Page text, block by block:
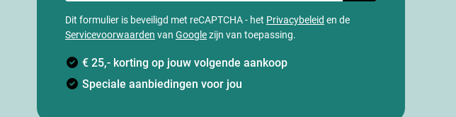
Dit formulier is beveiligd met reCAPTCHA - het Privacybeleid en de
Servicevoorwaarden van Googlezijn van toepassing.
€ 25,- korting op jouw volgende aankoop
Speciale aanbiedingen voor jou